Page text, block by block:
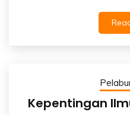
Kepentingan